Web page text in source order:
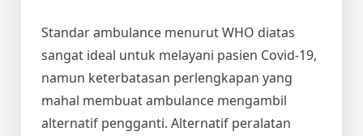
Standar ambulance menurut WHO diatas
sangat ideal untuk melayani pasien Covid-19,
namun keterbatasan perlengkapan yang
mahal membuat ambulance mengambil
alternatif pengganti. Alternatif peralatan